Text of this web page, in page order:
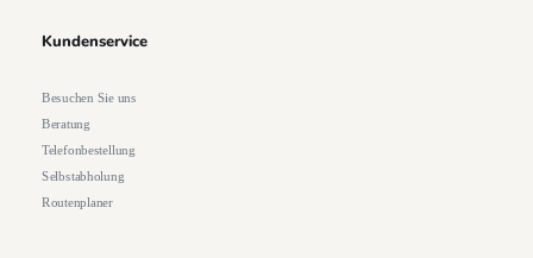
Kundenservice
Besuchen Sie uns
Beratung
Telefonbestellung
Selbstabholung
Routenplaner